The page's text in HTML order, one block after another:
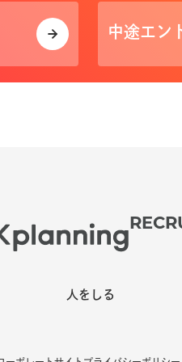
中途エン
人をしる